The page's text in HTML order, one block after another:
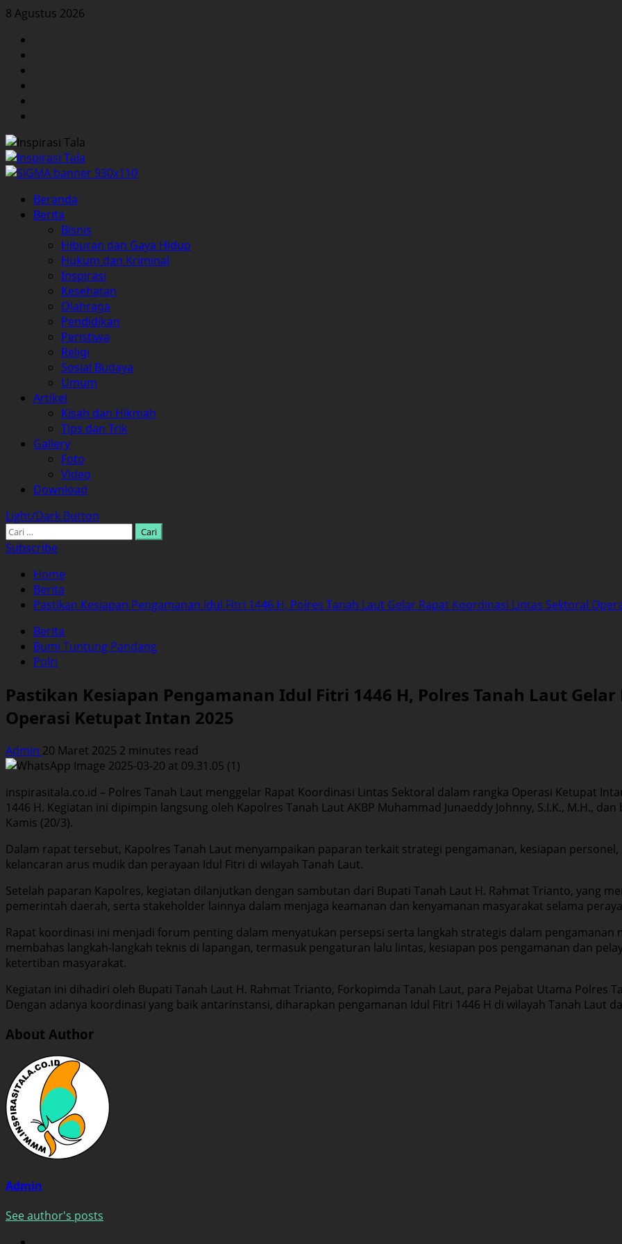
Skip
content
8 Agustus 2026
Primary
Menu
Beranda
Berita
Bisnis
Hiburan dan Gaya Hidup
Hukum dan Kriminal
Inspirasi
Kesehatan
Olahraga
Pendidikan
Peristiwa
Religi
Sosial Budaya
Umum
Artikel
Kisah dan Hikmah
Tips dan Trik
Gallery
Foto
Video
Download
Light/Dark Button
Cari
untuk:
Subscribe
Home
Berita
Pastikan Kesiapan Pengamanan Idul Fitri 1446 H, Polres Tanah Laut Gelar Rapat Koordinasi Lintas Sektoral
Berita
Bumi Tuntung Pandang
Polri
Pastikan Kesiapan Pengamanan Idul Fitri 1446 H, Polres Tanah Laut
Operasi Ketupat Intan 2025
Admin 20 Maret 2025 2 minutes read
inspirasitala.co.id – Polres Tanah Laut menggelar Rapat Koordinasi Lintas Sektoral dalam rangka Operasi Ketupat
1446 H. Kegiatan ini dipimpin langsung oleh Kapolres Tanah Laut AKBP Muhammad Junaeddy Johnny, S.I.K., M.H.,
Kamis (20/3).
Dalam rapat tersebut, Kapolres Tanah Laut menyampaikan paparan terkait strategi pengamanan, kesiapan
kelancaran arus mudik dan perayaan Idul Fitri di wilayah Tanah Laut.
Setelah paparan Kapolres, kegiatan dilanjutkan dengan sambutan dari Bupati Tanah Laut H. Rahmat Trianto, yang
pemerintah daerah, serta stakeholder lainnya dalam menjaga keamanan dan kenyamanan masyarakat selama
Rapat koordinasi ini menjadi forum penting dalam menyatukan persepsi serta langkah strategis dalam
membahas langkah-langkah teknis di lapangan, termasuk pengaturan lalu lintas, kesiapan pos pengamanan dan
ketertiban masyarakat.
Kegiatan ini dihadiri oleh Bupati Tanah Laut H. Rahmat Trianto, Forkopimda Tanah Laut, para Pejabat Utama Polres
Dengan adanya koordinasi yang baik antarinstansi, diharapkan pengamanan Idul Fitri 1446 H di wilayah Tanah Laut
About Author
Admin
See author's posts